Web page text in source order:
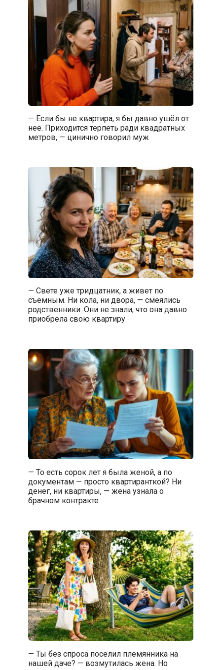
— Если бы не квартира, я бы давно ушёл от
неё. Приходится терпеть ради квадратных
метров, — цинично говорил муж
— Свете уже тридцатник, а живет по
съемным. Ни кола, ни двора, — смеялись
родственники. Они не знали, что она давно
приобрела свою квартиру
— То есть сорок лет я была женой, а по
документам — просто квартиранткой? Ни
денег, ни квартиры, — жена узнала о
брачном контракте
— Ты без спроса поселил племянника на
нашей даче? — возмутилась жена. Но